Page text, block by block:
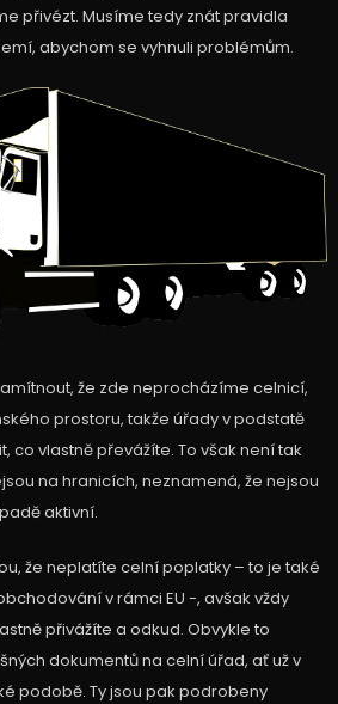
přivézt. Musíme tedy znát pravidla
abychom se vyhnuli problémům.
že zde neprocházíme celnicí,
prostoru, takže úřady v podstatě
co vlastně převážíte. To však není tak
na hranicích, neznamená, že nejsou
aktivní.
že neplatíte celní poplatky – to je také
v rámci EU -, avšak vždy
přivážíte a odkud. Obvykle to
dokumentů na celní úřad, ať už v
podobě. Ty jsou pak podrobeny